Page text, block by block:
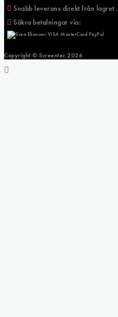
Snabb leverans direkt från lagret .
Säkra betalningar via:
Copyright © Screentec 2026